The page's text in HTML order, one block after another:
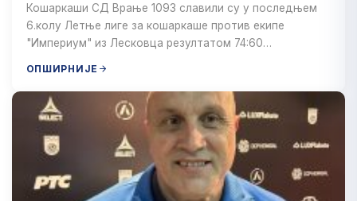
Кошаркаши СД Врање 1093 славили су у последњем
6.колу Летње лиге за кошаркаше против екипе
"Империум" из Лесковца резултатом 74:60…
ОПШИРНИЈЕ